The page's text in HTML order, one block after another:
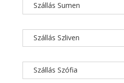
Szállás Sumen
Szállás Szliven
Szállás Szófia